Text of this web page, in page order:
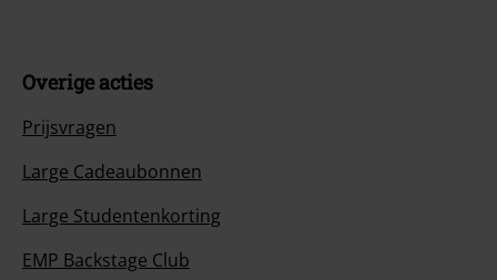
Overige acties
Prijsvragen
Large Cadeaubonnen
Large Studentenkorting
EMP Backstage Club